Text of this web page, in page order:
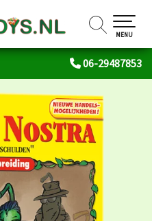
06-29487853
MENU